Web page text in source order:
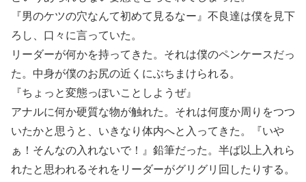
『男のケツの穴なんて初めて見るなー』不良達は僕を見下
ろし、口々に言っていた。
リーダーが何かを持ってきた。それは僕のペンケースだっ
た。中身が僕のお尻の近くにぶちまけられる。
『ちょっと変態っぽいことしようぜ』
アナルに何か硬質な物が触れた。それは何度か周りをつつ
いたかと思うと、いきなり体内へと入ってきた。『いや
ぁ！そんなの入れないで！』鉛筆だった。半ば以上入れら
れたと思われるそれをリーダーがグリグリ回したりする。